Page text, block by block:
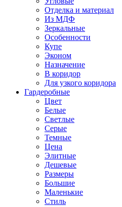
Отделка и материал
Из МДФ
Зеркальные
Особенности
Купе
Эконом
Назначение
В коридор
Для узкого коридора
Гардеробные
Цвет
Белые
Светлые
Серые
Темные
Цена
Элитные
Дешевые
Размеры
Большие
Маленькие
Стиль